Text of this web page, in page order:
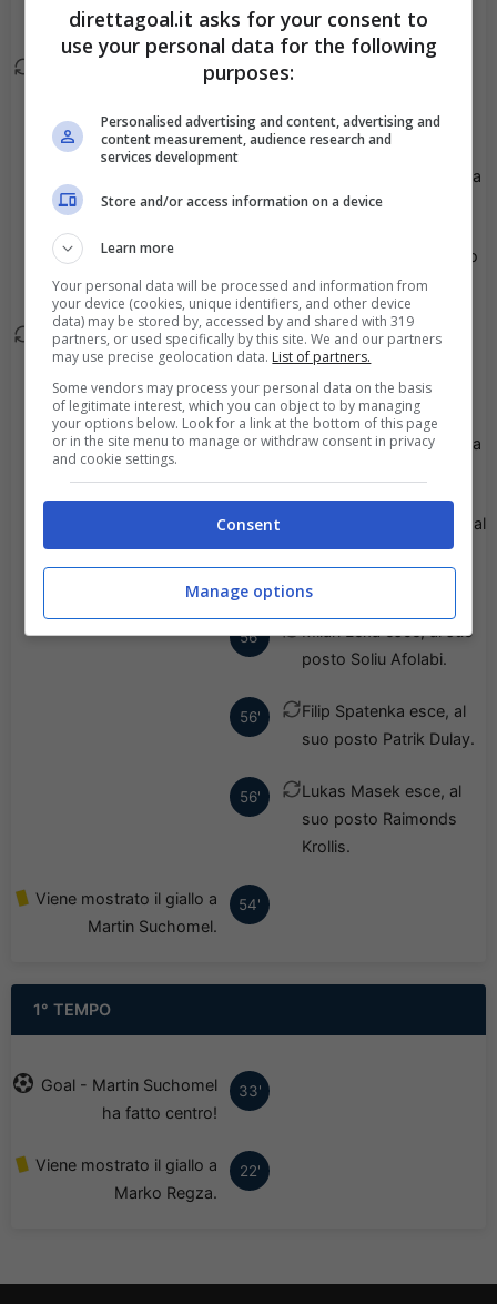
Ludvicek.
80'
Adam Vlkanova esce, al
Fernandes Neto.
Viene mostrato il giallo a
Ange N'Guessan.
Marek Icha esce, al suo
posto Lukas Letenay.
69'
Marko Regza esce, al
suo posto Stepan
Ponikelsky.
64'
Viene mostrato il giallo a
61'
Augustin Drakpe esce, al
suo posto Lukas
56'
Milan Lexa esce, al suo
posto Soliu Afolabi.
56'
Filip Spatenka esce, al
suo posto Patrik Dulay.
56'
Lukas Masek esce, al
suo posto Raimonds
Krollis.
54'
Viene mostrato il giallo a
Martin Suchomel.
1° TEMPO
33'
Goal - Martin Suchomel
ha fatto centro!
22'
Viene mostrato il giallo a
Marko Regza.
Scarica su Google Play
direttagoal.it asks for your consent to
use your personal data for the following
purposes:
Personalised advertising and content, advertising and
content measurement, audience research and
services development
Store and/or access information on a device
Learn more
Your personal data will be processed and information from
your device (cookies, unique identifiers, and other device
data) may be stored by, accessed by and shared with 319
partners, or used specifically by this site. We and our partners
may use precise geolocation data. List of partners.
Some vendors may process your personal data on the basis
of legitimate interest, which you can object to by managing
your options below. Look for a link at the bottom of this page
or in the site menu to manage or withdraw consent in privacy
and cookie settings.
Consent
Manage options